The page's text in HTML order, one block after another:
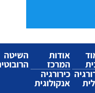
אודות
המרכז
כירורגיה
אנקולוגית
השיטה